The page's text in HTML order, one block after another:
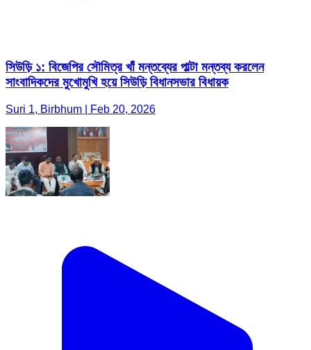
সিউড়ি ১: বিজেপির সৌমিত্র খাঁ মন্তব্যের পাল্টা মন্তব্য করলেন
সাংবাদিকদের মুখোমুখি হয়ে সিউড়ি বিধানসভার বিধায়ক
Suri 1, Birbhum | Feb 20, 2026